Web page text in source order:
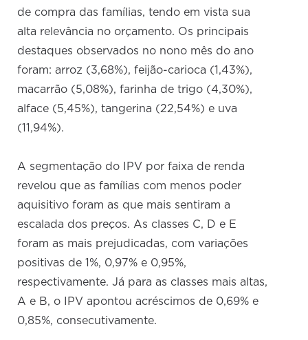
de compra das famílias, tendo em vista sua
alta relevância no orçamento. Os principais
destaques observados no nono mês do ano
foram: arroz (3,68%), feijão-carioca (1,43%),
macarrão (5,08%), farinha de trigo (4,30%),
alface (5,45%), tangerina (22,54%) e uva
(11,94%).
A segmentação do IPV por faixa de renda
revelou que as famílias com menos poder
aquisitivo foram as que mais sentiram a
escalada dos preços. As classes C, D e E
foram as mais prejudicadas, com variações
positivas de 1%, 0,97% e 0,95%,
respectivamente. Já para as classes mais altas,
A e B, o IPV apontou acréscimos de 0,69% e
0,85%, consecutivamente.